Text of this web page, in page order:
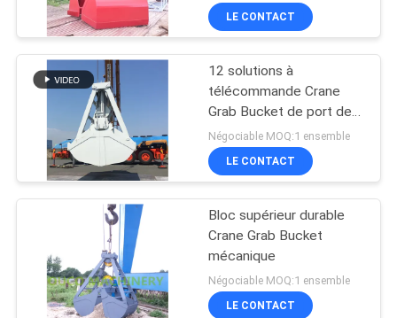
LE CONTACT
12 solutions à
télécommande Crane
Grab Bucket de port de
CBM
Négociable MOQ:1 ensemble
LE CONTACT
Bloc supérieur durable
Crane Grab Bucket
mécanique
Négociable MOQ:1 ensemble
LE CONTACT